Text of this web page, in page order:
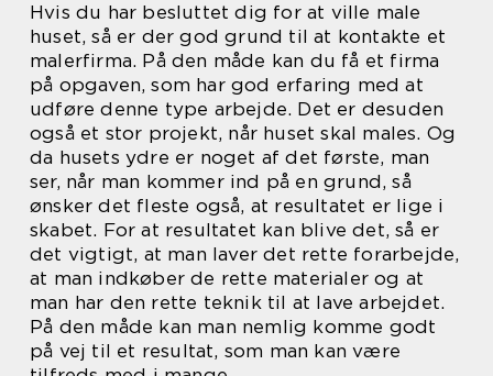
Hvis du har besluttet dig for at ville male
huset, så er der god grund til at kontakte et
malerfirma. På den måde kan du få et firma
på opgaven, som har god erfaring med at
udføre denne type arbejde. Det er desuden
også et stor projekt, når huset skal males. Og
da husets ydre er noget af det første, man
ser, når man kommer ind på en grund, så
ønsker det fleste også, at resultatet er lige i
skabet. For at resultatet kan blive det, så er
det vigtigt, at man laver det rette forarbejde,
at man indkøber de rette materialer og at
man har den rette teknik til at lave arbejdet.
På den måde kan man nemlig komme godt
på vej til et resultat, som man kan være